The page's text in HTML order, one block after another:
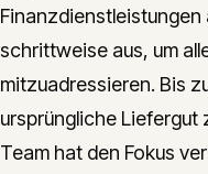
schrittweise aus, um
mitzuadressieren. Bis
ursprüngliche Liefergut
Team hat den Fokus